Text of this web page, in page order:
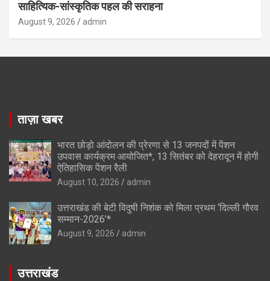
साहित्यिक-सांस्कृतिक पहल की सराहना
August 9, 2026 admin
ताज़ा खबर
भारत छोड़ो आंदोलन की प्रेरणा से 13 जनपदों में पेंशन
उपवास कार्यक्रम आयोजित*, 13 सितंबर को देहरादून में होगी
ऐतिहासिक पेंशन रैली
August 10, 2026 admin
उत्तराखंड की बेटी विदुषी निशंक को मिला प्रथम ‘दिल्ली गौरव
सम्मान-2026’*
August 9, 2026 admin
उत्तराखंड